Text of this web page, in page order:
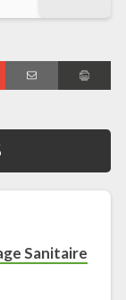
Sanitaire